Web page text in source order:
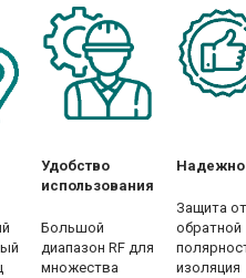
Удобство
использования
Большой
диапазон RF для
множества
Защита от
обратной
изоляция